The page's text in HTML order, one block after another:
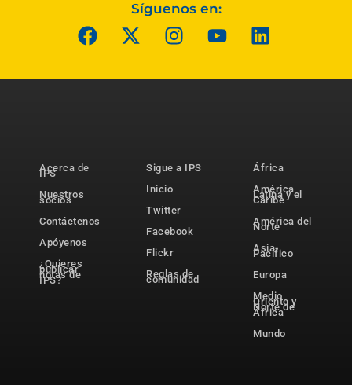
Síguenos en:
Acerca de
IPS
Nuestros
socios
Contáctenos
Apóyenos
¿Quieres
publicar
notas de
IPS?
Sigue a IPS
Inicio
Twitter
Facebook
Flickr
Reglas de
comunidad
África
América
Latina y el
Caribe
América del
Norte
Asia-
Pacífico
Europa
Medio
Oriente y
Norte de
África
Mundo